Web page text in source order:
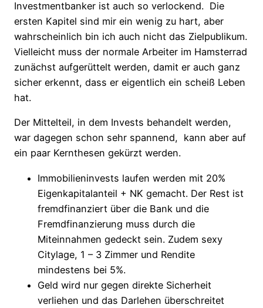
Investmentbanker ist auch so verlockend. Die
ersten Kapitel sind mir ein wenig zu hart, aber
wahrscheinlich bin ich auch nicht das Zielpublikum.
Vielleicht muss der normale Arbeiter im Hamsterrad
zunächst aufgerüttelt werden, damit er auch ganz
sicher erkennt, dass er eigentlich ein scheiß Leben
hat.
Der Mittelteil, in dem Invests behandelt werden,
war dagegen schon sehr spannend, kann aber auf
ein paar Kernthesen gekürzt werden.
Immobilieninvests laufen werden mit 20%
Eigenkapitalanteil + NK gemacht. Der Rest ist
fremdfinanziert über die Bank und die
Fremdfinanzierung muss durch die
Miteinnahmen gedeckt sein. Zudem sexy
Citylage, 1 – 3 Zimmer und Rendite
mindestens bei 5%.
Geld wird nur gegen direkte Sicherheit
verliehen und das Darlehen überschreitet